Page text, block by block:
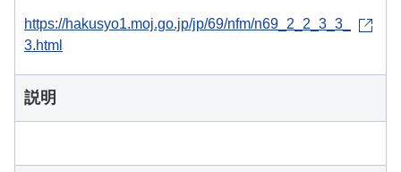
https://hakusyo1.moj.go.jp/jp/69/nfm/n69_2_2_3_3_
3.html
説明